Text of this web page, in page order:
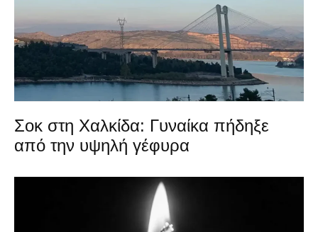
Σοκ στη Χαλκίδα: Γυναίκα πήδηξε
από την υψηλή γέφυρα